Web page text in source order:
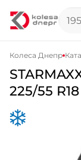
Колеса Днепр
225/55